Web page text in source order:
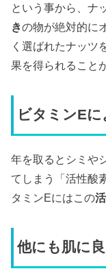
という事から、ナ
きの物が絶対的に
く選ばれたナッツ
果を得られること
ビタミンE
年を取るとシミや
てしまう「活性酸
タミンEにはこの
他にも肌に